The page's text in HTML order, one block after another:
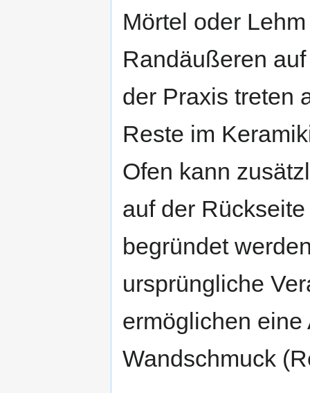
Mörtel oder
Randäußeren
der Praxis treten
Reste im
Ofen kann
auf der
begründet
ursprüngliche
ermöglichen
Wandschmuck